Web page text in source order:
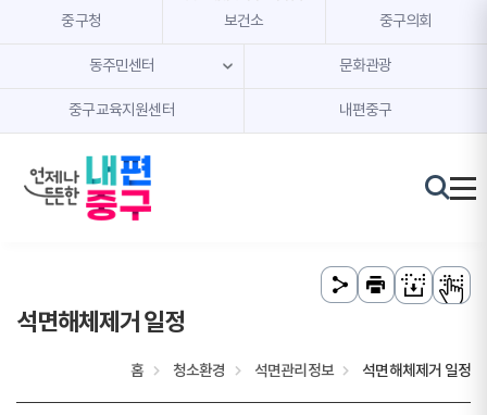
본문 내용 바로가기
주메뉴 바로가기
중구청 보건소 중구의회
동주민센터 문화관광
중구교육지원센터 내편중구
석면해체제거 일정
홈 청소환경 석면관리정보 석면해체제거 일정